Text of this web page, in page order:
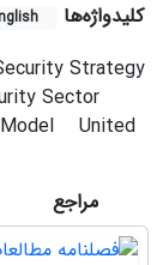
کلیدواژه‌ها
Strategy
Sector
United
مراجع